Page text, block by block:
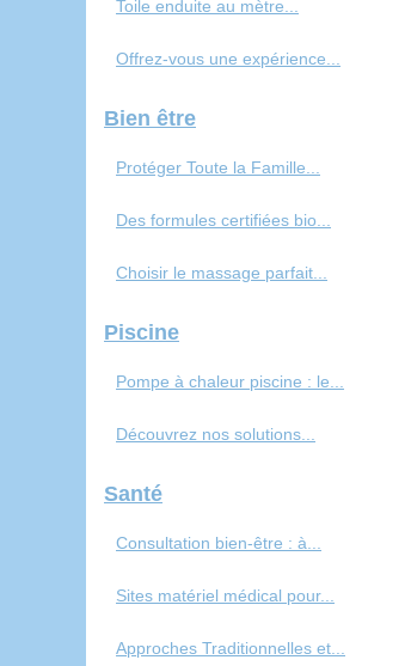
Toile enduite au mètre...
Offrez-vous une expérience...
Bien être
Protéger Toute la Famille...
Des formules certifiées bio...
Choisir le massage parfait...
Piscine
Pompe à chaleur piscine : le...
Découvrez nos solutions...
Santé
Consultation bien-être : à...
Sites matériel médical pour...
Approches Traditionnelles et...